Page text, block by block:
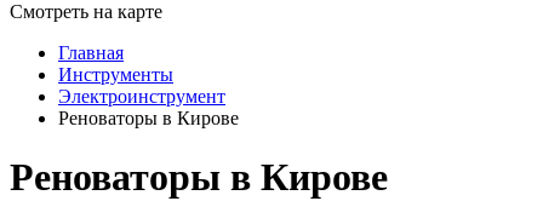
Смотреть на карте
Главная
Инструменты
Электроинструмент
Реноваторы в Кирове
Реноваторы в Кирове